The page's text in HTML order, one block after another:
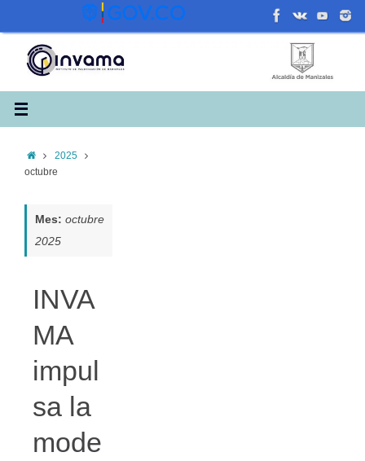
contenido
Inicio2025
octubre
Mes: octubre
2025
INVA
MA
impul
sa la
mode